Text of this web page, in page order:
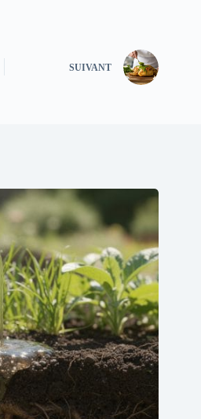
SUIVANT